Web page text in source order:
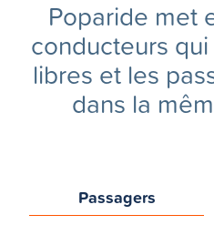
Poparide met
conducteurs
libres et les
dans la
Passagers